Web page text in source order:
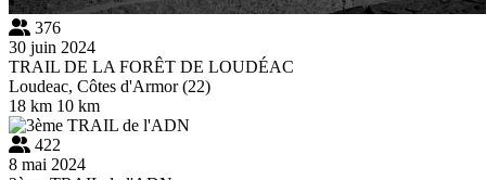
376
30 juin 2024
TRAIL DE LA FORÊT DE LOUDÉAC
Loudeac, Côtes d'Armor (22)
18 km 10 km
422
8 mai 2024